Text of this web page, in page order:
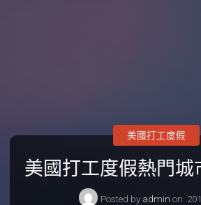
美國打工度假熱門城
Posted by admin on
美國打工度假